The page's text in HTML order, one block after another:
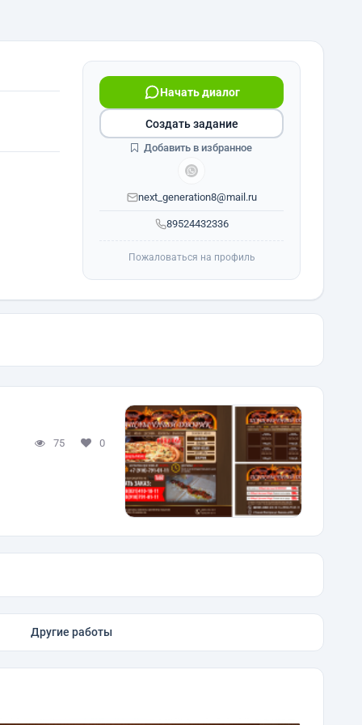
89524432336
Начать диалог
next_generation8@mail.ru
Создать задание
Добавить в избранное
Пожаловаться на профиль
75 0
Другие работы